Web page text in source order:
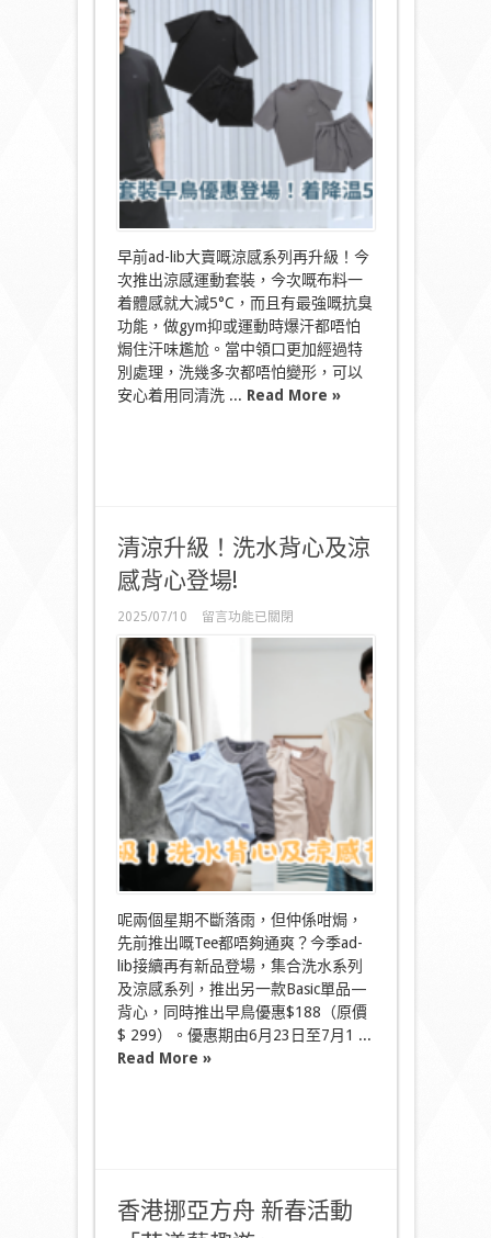
感
鳥
登
場
着
降
温
5°C
兼
抗
臭】〉
中
早前ad-lib大賣嘅涼感系列再升級！今
次推出涼感運動套裝，今次嘅布料一
着體感就大減5°C，而且有最強嘅抗臭
功能，做gym抑或運動時爆汗都唔怕
焗住汗味尷尬。當中領口更加經過特
別處理，洗幾多次都唔怕變形，可以
安心着用同清洗 ... Read More »
清涼升級！洗水背心及涼
感背心登場!
2025/07/10
在
〈清
洗
背
心
及
涼
感
背
心
登
場!〉
中
留言功能已關閉
呢兩個星期不斷落雨，但仲係咁焗，
先前推出嘅Tee都唔夠通爽？今季ad-
lib接續再有新品登場，集合洗水系列
及涼感系列，推出另一款Basic單品—
背心，同時推出早鳥優惠$188（原價
$ 299）。優惠期由6月23日至7月1 ...
Read More »
香港挪亞方舟 新春活動